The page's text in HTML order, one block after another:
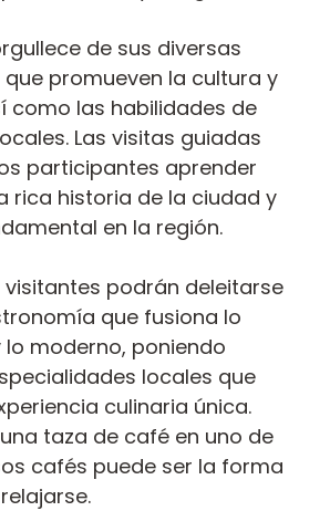
de sus diversas
promueven la cultura y
como las habilidades de
Las visitas guiadas
participantes aprender
rica historia de la ciudad y
en la región.
visitantes podrán deleitarse
que fusiona lo
moderno, poniendo
locales que
culinaria única.
taza de café en uno de
cafés puede ser la forma